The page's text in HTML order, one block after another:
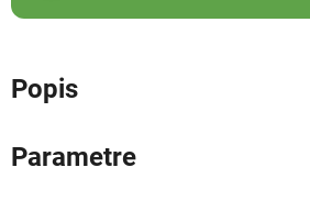
Popis
Parametre